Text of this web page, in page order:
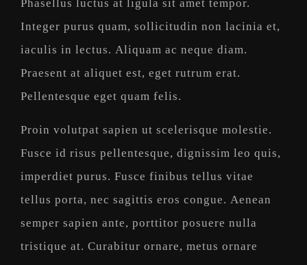
Phasellus luctus at ligula sit amet tempor.
Integer purus quam, sollicitudin non lacinia et,
iaculis in lectus. Aliquam ac neque diam.
Praesent at aliquet est, eget rutrum erat.
Pellentesque eget quam felis.
Proin volutpat sapien ut scelerisque molestie.
Fusce id risus pellentesque, dignissim leo quis,
imperdiet purus. Fusce finibus tellus vitae
tellus porta, nec sagittis eros congue. Aenean
semper sapien ante, porttitor posuere nulla
tristique at. Curabitur ornare, metus ornare